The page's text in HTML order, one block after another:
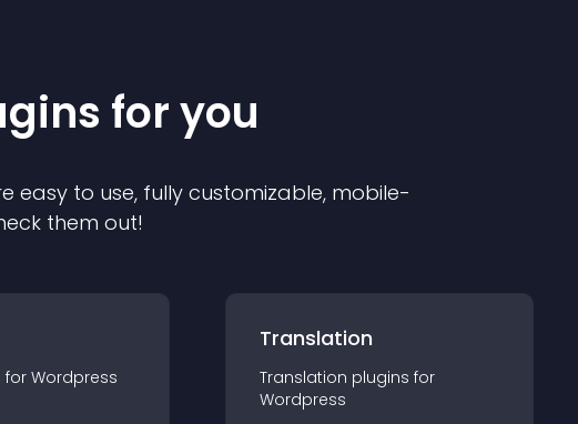
s for you
easy to use, fully customizable, mobile-
them out!
for Wordpress
Translation
Translation plugins for
Wordpress